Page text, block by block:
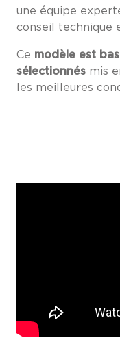
une équipe
conseil technique
Ce modèle est
sélectionnés mis
les meilleures